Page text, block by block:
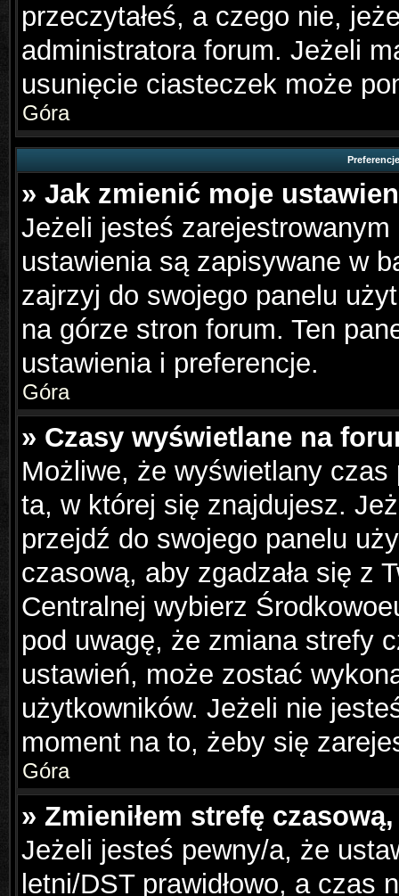
przeczytałeś, a czego nie,
administratora forum. Jeżeli
usunięcie ciasteczek może
Góra
» Jak zmienić moje
Jeżeli jesteś
ustawienia są zapisywane w
zajrzyj do swojego panelu
na górze stron forum. Ten
ustawienia i preferencje.
Góra
» Czasy wyświetlane na
Możliwe, że wyświetlany
ta, w której się znajdujesz.
przejdź do swojego panelu
czasową, aby zgadzała się z
Centralnej wybierz
pod uwagę, że zmiana strefy
ustawień, może zostać
użytkowników. Jeżeli nie
moment na to, żeby się
Góra
» Zmieniłem strefę
Jeżeli jesteś pewny/a, że
letni/DST prawidłowo, a czas